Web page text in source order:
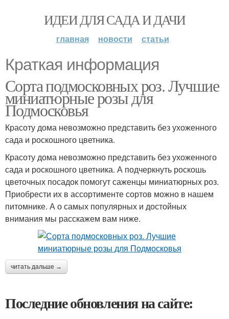
ИДЕИ ДЛЯ САДА И ДАЧИ
главная новости статьи
Краткая информация
Сорта подмосковных роз. Лучшие
миниатюрные розы для
Подмосковья
Красоту дома невозможно представить без ухоженного
сада и роскошного цветника.
Красоту дома невозможно представить без ухоженного
сада и роскошного цветника. А подчеркнуть роскошь
цветочных посадок помогут саженцы миниатюрных роз.
Приобрести их в ассортименте сортов можно в нашем
питомнике. А о самых популярных и достойных
внимания мы расскажем вам ниже.
читать дальше →
Последние обновления на сайте: